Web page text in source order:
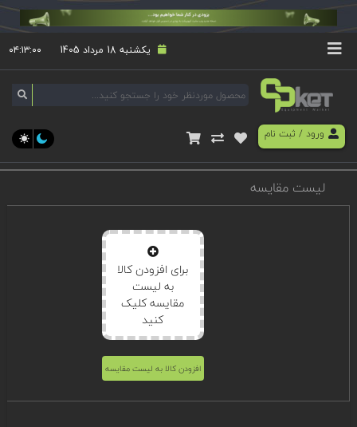
یکشنبه 18 مرداد 1405 ۰۴:۱۳:۰۰
ورود/ ثبت نام
لیست مقایسه
برای افزودن کالا
به لیست
مقایسه کلیک
کنید
افزودن کالا به لیست مقایسه